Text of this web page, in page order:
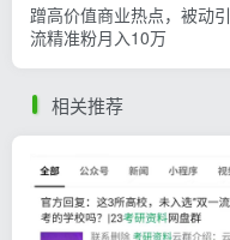
蹭高价值商业热点，被动引
流精准粉月入10万
相关推荐